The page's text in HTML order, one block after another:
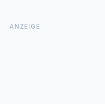
ANZEIGE